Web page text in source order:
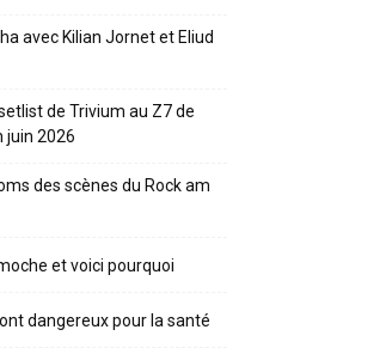
avec Kilian Jornet et Eliud
de Trivium au Z7 de
juin 2026
des scènes du Rock am
et voici pourquoi
dangereux pour la santé